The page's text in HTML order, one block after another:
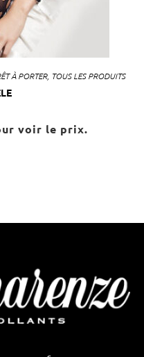
À PORTER, TOUS LES PRODUITS
voir le prix.